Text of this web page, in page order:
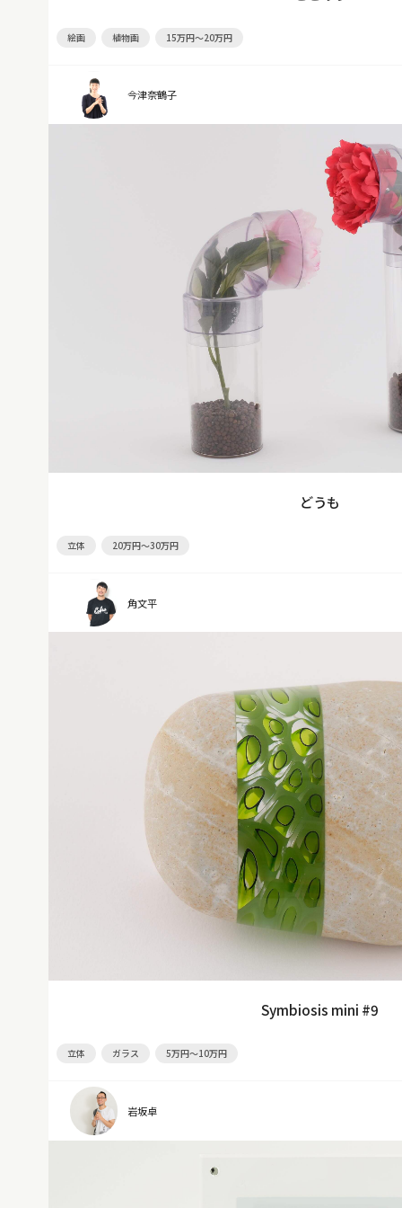
絵画 植物画 15万円～20万円
今津奈鶴子
どうも
立体 20万円～30万円
角文平
Symbiosis mini #9
立体 ガラス 5万円～10万円
岩坂卓